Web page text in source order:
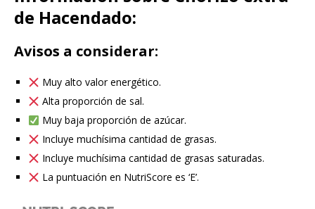
de Hacendado:
Avisos a considerar:
Muy alto valor energético.
Alta proporción de sal.
Muy baja proporción de azúcar.
Incluye muchísima cantidad de grasas.
Incluye muchísima cantidad de grasas saturadas.
La puntuación en NutriScore es ‘E’.